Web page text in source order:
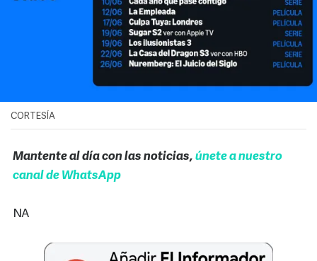
CORTESÍA
Mantente al día con las noticias, únete a nuestro
canal de WhatsApp
NA